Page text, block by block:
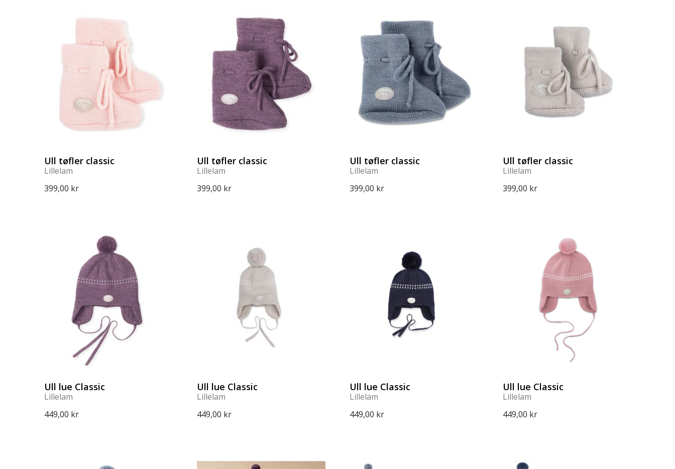
Ull tøfler classic
Lillelam
399,00 kr
Ull tøfler classic
Lillelam
399,00 kr
Ull tøfler classic
Lillelam
399,00 kr
Ull tøfler classic
Lillelam
399,00 kr
Ull lue Classic
Lillelam
449,00 kr
Ull lue Classic
Lillelam
449,00 kr
Ull lue Classic
Lillelam
449,00 kr
Ull lue Classic
Lillelam
449,00 kr